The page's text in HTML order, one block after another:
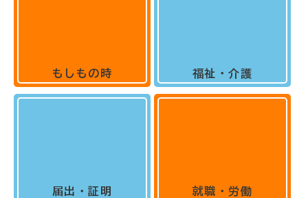
もしもの時
届出・証明
福祉・介護
就職・労働